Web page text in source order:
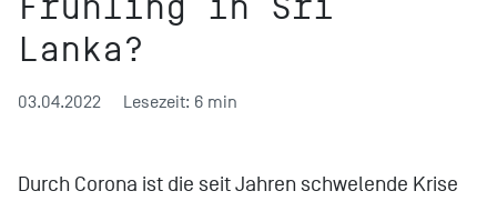
Lanka?
03.04.2022 Lesezeit: 6 min
Durch Corona ist die seit Jahren schwelende Krise